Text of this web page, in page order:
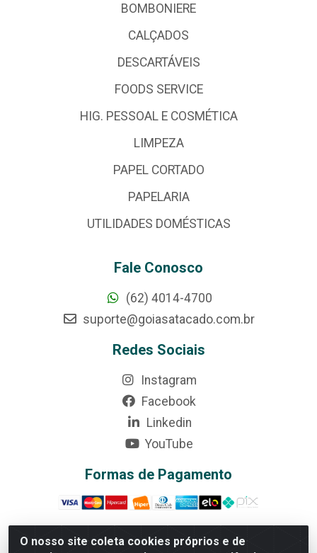
O nosso site coleta cookies próprios e de
BOMBONIERE
CALÇADOS
DESCARTÁVEIS
FOODS SERVICE
HIG. PESSOAL E COSMÉTICA
LIMPEZA
PAPEL CORTADO
PAPELARIA
UTILIDADES DOMÉSTICAS
Fale Conosco
(62) 4014-4700
suporte@goiasatacado.com.br
Redes Sociais
Instagram
Facebook
Linkedin
YouTube
Formas de Pagamento